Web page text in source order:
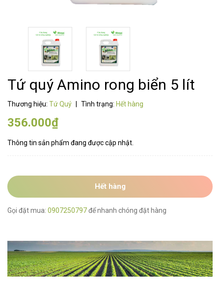
Tứ quý Amino rong biển 5 lít
Thương hiệu: Tứ Quý Tình trạng: Hết hàng
356.000₫
Thông tin sản phẩm đang được cập nhật.
Hết hàng
Gọi đặt mua: 0907250797để nhanh chóng đặt hàng